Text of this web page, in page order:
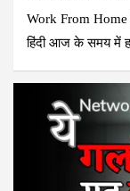
Work From
हिंदी आज के समय में